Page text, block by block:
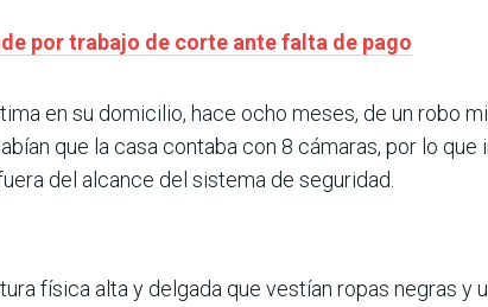
por trabajo de corte ante falta de pago
en su domicilio, hace ocho meses, de un robo
que la casa contaba con 8 cámaras, por lo
del alcance del sistema de seguridad.
física alta y delgada que vestían ropas negras y